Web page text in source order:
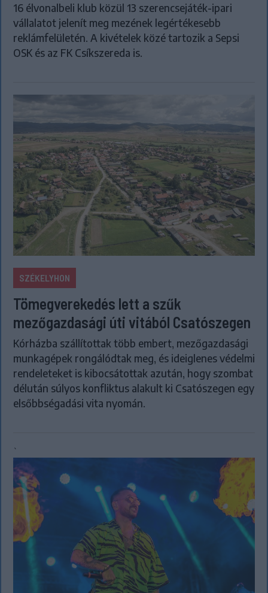
16 élvonalbeli klub közül 13 szerencsejáték-ipari
vállalatot jelenít meg mezének legértékesebb
reklámfelületén. A kivételek közé tartozik a Sepsi
OSK és az FK Csíkszereda is.
SZÉKELYHON
Tömegverekedés lett a szűk
mezőgazdasági úti vitából Csatószegen
Kórházba szállítottak több embert, mezőgazdasági
munkagépek rongálódtak meg, és ideiglenes védelmi
rendeleteket is kibocsátottak azután, hogy szombat
délután súlyos konfliktus alakult ki Csatószegen egy
elsőbbségadási vita nyomán.
`